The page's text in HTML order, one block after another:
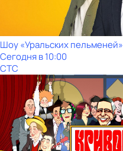
Шоy «Уральских пeльменей»
Сегодня в 10:00
СТС